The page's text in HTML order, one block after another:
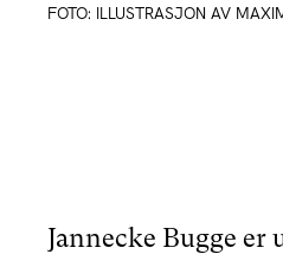
FOTO: ILLUSTRASJON AV
Jannecke Bugge